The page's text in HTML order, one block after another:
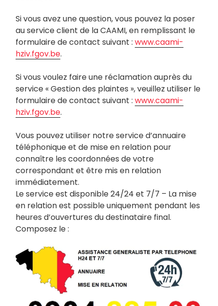
Si vous avez une question, vous pouvez la poser
au service client de la CAAMI, en remplissant le
formulaire de contact suivant : www.caami-
hziv.fgov.be.
Si vous voulez faire une réclamation auprès du
service « Gestion des plaintes », veuillez utiliser le
formulaire de contact suivant : www.caami-
hziv.fgov.be.
Vous pouvez utiliser notre service d’annuaire
téléphonique et de mise en relation pour
connaître les coordonnées de votre
correspondant et être mis en relation
immédiatement.
Le service est disponible 24/24 et 7/7 – La mise
en relation est possible uniquement pendant les
heures d’ouvertures du destinataire final.
Composez le :